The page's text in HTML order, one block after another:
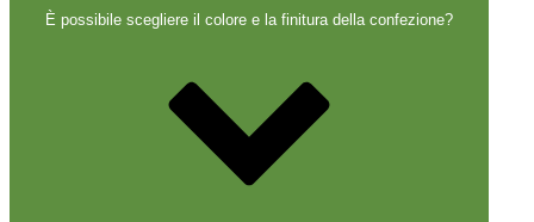
È possibile scegliere il colore e la finitura della confezione?